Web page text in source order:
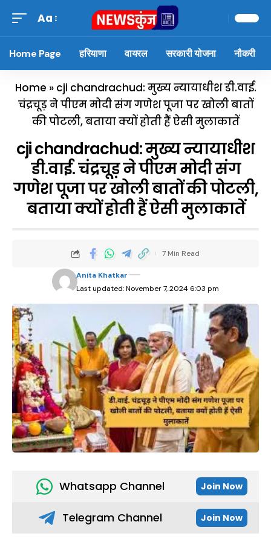
Aa
Home Page हरियाणा वायरल सरकारी योजना नौकरी
Home » cji chandrachud: मुख्य न्यायाधीश डी.वाई.
चंद्रचूड़ ने पीएम मोदी संग गणेश पूजा पर खोली बातों
की पोटली, बताया क्यों होती हैं ऐसी मुलाकातें
cji chandrachud: मुख्य न्यायाधीश
डी.वाई. चंद्रचूड़ ने पीएम मोदी संग
गणेश पूजा पर खोली बातों की पोटली,
बताया क्यों होती हैं ऐसी मुलाकातें
Last updated: November 7, 2024 6:03 pm
Anita Khatkar
7 Min Read
Whatsapp Channel Join Now
Telegram Channel Join Now